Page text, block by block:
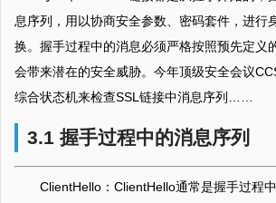
息序列，用以协商安全参数、密码套件，进行
换。握手过程中的消息必须严格按照预先定义
会带来潜在的安全威胁。今年顶级安全会议
综合状态机来检查SSL链接中消息序列……
3.1 握手过程中的消息序列
ClientHello：ClientHello通常是握手过程